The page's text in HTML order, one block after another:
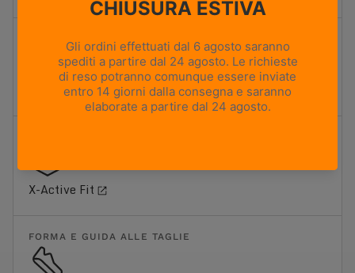
Sentieri misti e terreni rocciosi
X-Active Fit
FORMA E GUIDA ALLE TAGLIE